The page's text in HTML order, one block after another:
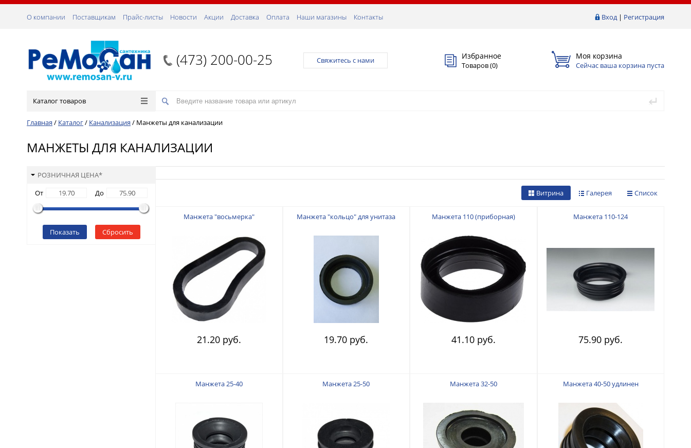
Вход| Регистрация
О компании Поставщикам Прайс-листы Новости Акции Доставка Оплата Наши магазины Контакты
(473) 200-00-25 Свяжитесь с нами Избранное
Товаров (0)
Моя корзина
Сейчас ваша корзина пуста
Каталог товаров
Главная / Каталог/ Канализация / Манжеты для канализации
МАНЖЕТЫ ДЛЯ КАНАЛИЗАЦИИ
РОЗНИЧНАЯ ЦЕНА*
От
До
Показать Сбросить
Список
Галерея
Витрина
Манжета "восьмерка"
21.20 руб.
Манжета "кольцо" для унитаза
19.70 руб.
Манжета 110 (приборная)
41.10 руб.
Манжета 110-124
75.90 руб.
Манжета 25-40 Манжета 25-50 Манжета 32-50 Манжета 40-50 удлинен